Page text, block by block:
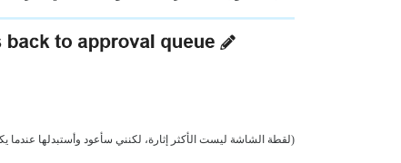
(لقطة الشاشة ليست الأكثر إثارة، لكنني سأعود وأستبدلها عندما